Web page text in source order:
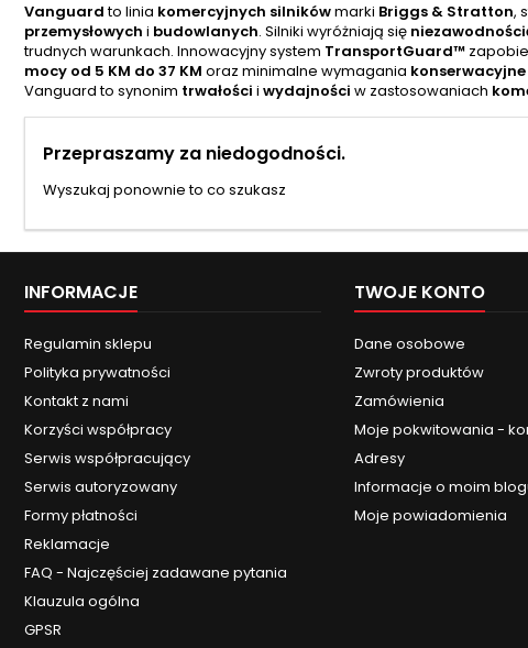
Vanguardto linia komercyjnych silnikówmarki Briggs & Stratton,
przemysłowych i budowlanych. Silniki wyróżniają się
trudnych warunkach. Innowacyjny system TransportGuard™
mocy od 5 KM do 37 KM oraz minimalne wymagania konserwacyjne
Vanguard to synonim trwałości i wydajności w zastosowaniach
Przepraszamy za niedogodności.
Wyszukaj ponownie to co szukasz
INFORMACJE
Regulamin sklepu
Polityka prywatności
Kontakt z nami
Korzyści współpracy
Serwis współpracujący
Serwis autoryzowany
Formy płatności
Reklamacje
FAQ - Najczęściej zadawane pytania
Klauzula ogólna
GPSR
TWOJE KONTO
Dane osobowe
Zwroty produktów
Zamówienia
Moje pokwitowania -
Adresy
Informacje o moim
Moje powiadomienia